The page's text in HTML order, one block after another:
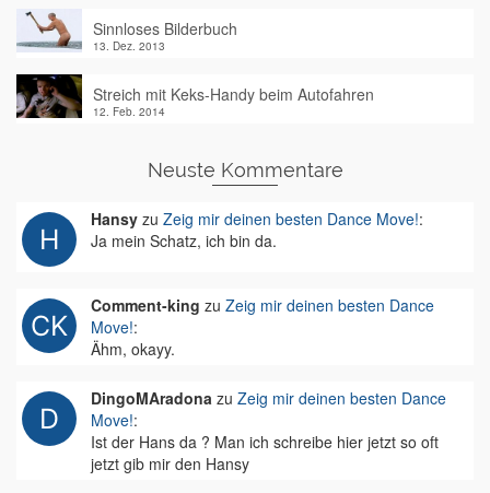
Sinnloses Bilderbuch
13. Dez. 2013
Streich mit Keks-Handy beim Autofahren
12. Feb. 2014
Neuste Kommentare
Hansy zu Zeig mir deinen besten Dance Move!:
Ja mein Schatz, ich bin da.
Comment-king zu Zeig mir deinen besten Dance
Move!:
Ähm, okayy.
DingoMAradona zu Zeig mir deinen besten Dance
Move!:
Ist der Hans da ? Man ich schreibe hier jetzt so oft
jetzt gib mir den Hansy